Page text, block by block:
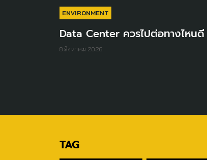
ENVIRONMENT
Data Center ควรไปต่อทางไหนดี
8 สิงหาคม 2026
TAG